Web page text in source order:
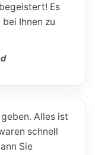
Es
Ihnen zu
Alles ist
schnell
Sie